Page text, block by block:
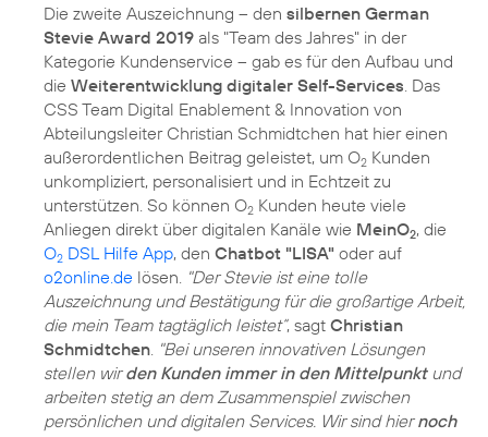
Die zweite Auszeichnung – den silbernen German
Stevie Award 2019 als "Team des Jahres" in der
Kategorie Kundenservice – gab es für den Aufbau und
die Weiterentwicklung digitaler Self-Services . Das
CSS Team Digital Enablement & Innovation von
Abteilungsleiter Christian Schmidtchen hat hier einen
außerordentlichen Beitrag geleistet, um O2 Kunden
unkompliziert, personalisiert und in Echtzeit zu
unterstützen. So können O2 Kunden heute viele
Anliegen direkt über digitalen Kanäle wie MeinO2, die
O2 DSL Hilfe App, den Chatbot "LISA" oder auf
o2online.de lösen. "Der Stevie ist eine tolle
Auszeichnung und Bestätigung für die großartige Arbeit,
die mein Team tagtäglich leistet“, sagt Christian
Schmidtchen "Bei unseren innovativen Lösungen
stellen wirden Kunden immer in den Mittelpunktund
arbeiten stetig an dem Zusammenspiel zwischen
persönlichen und digitalen Services. Wir sind hiernoch